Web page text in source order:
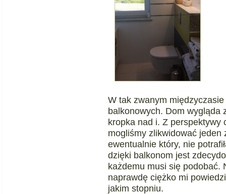
W tak zwanym
balkonowych. Dom wygląda
kropka nad i. Z perspektywy
mogliśmy zlikwidować jeden
ewentualnie który, nie
dzięki balkonom jest
każdemu musi się podobać.
naprawdę ciężko mi
jakim stopniu.